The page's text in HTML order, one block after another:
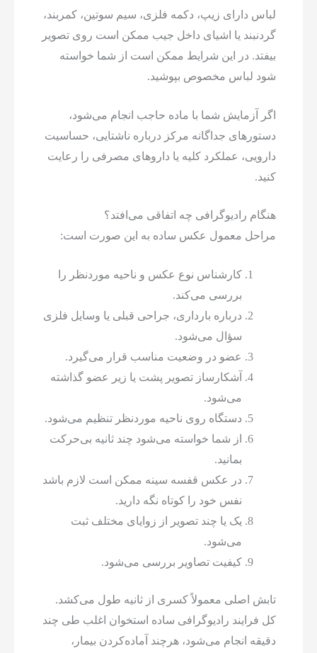
لباس دارای زیپ، دکمه فلزی، سیم سوتین، کمربند،
گردنبند یا اشیای داخل جیب ممکن است روی تصویر
بیفتد. در این شرایط ممکن است از شما خواسته
شود لباس مخصوص بپوشید.
اگر آزمایش شما با ماده حاجب انجام می‌شود،
دستورهای جداگانه مرکز درباره ناشتایی، حساسیت
دارویی، عملکرد کلیه یا داروهای مصرفی را رعایت
کنید.
هنگام رادیوگرافی چه اتفاقی می‌افتد؟
مراحل معمول عکس ساده به این صورت است:
کارشناس نوع عکس و ناحیه موردنظر را
بررسی می‌کند.
درباره بارداری، جراحی قبلی یا وسایل فلزی
سؤال می‌شود.
عضو در وضعیت مناسب قرار می‌گیرد.
آشکارساز تصویر پشت یا زیر عضو گذاشته
می‌شود.
دستگاه روی ناحیه موردنظر تنظیم می‌شود.
از شما خواسته می‌شود چند ثانیه بی‌حرکت
بمانید.
در عکس قفسه سینه ممکن است لازم باشد
نفس خود را کوتاه نگه دارید.
یک یا چند تصویر از زوایای مختلف ثبت
می‌شود.
کیفیت تصاویر بررسی می‌شود.
تابش اصلی معمولاً کسری از ثانیه طول می‌کشد.
کل فرایند رادیوگرافی ساده استخوان اغلب طی چند
دقیقه انجام می‌شود، هرچند آماده‌کردن بیمار،